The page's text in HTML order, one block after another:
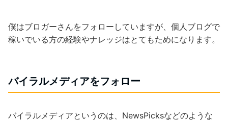
僕はブロガーさんをフォローしていますが、個人ブログで
稼いでいる方の経験やナレッジはとてもためになります。
バイラルメディアをフォロー
バイラルメディアというのは、NewsPicksなどのような